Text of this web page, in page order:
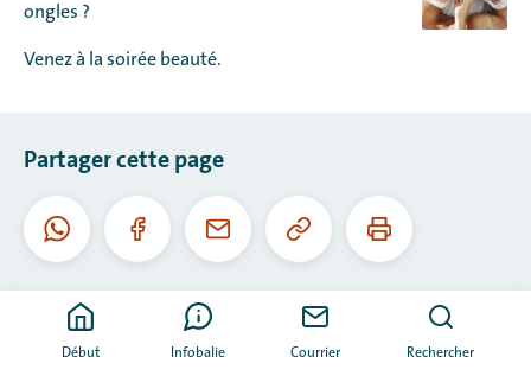
Début Infobalie Courrier Rechercher
ongles ?
Venez à la soirée beauté.
Partager cette page
WhatsAppFacebookCourriel
Copier
cette
Imprimer
cette